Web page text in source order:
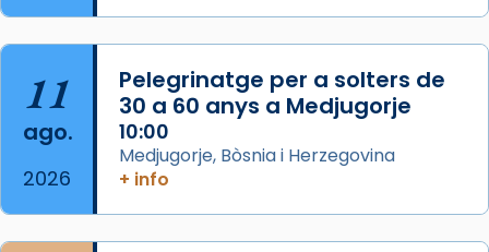
Acompanyant la història de sant Cugat, a
partir de l’Edat Mitjana sorgeix la tradició
que les santes Juliana (“relatiu a Júlia”) i
Semproniana (“relatiu a Semprònia =
eterna”) són deixebles seves. I l’any 1667, el
frare Joan Gaspar Roig, afirma en una obra
que les santes són filles de l’antiga Iluro.
Mataró en reivindicarà les relíq
11
ago.
2026
Pelegrinatge per a solters de
30 a 60 anys a Medjugorje
10:00
Medjugorje, Bòsnia i Herzegovina
+ info